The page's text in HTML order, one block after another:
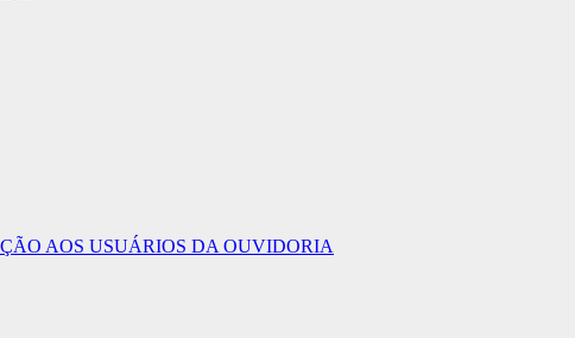
AOS USUÁRIOS DA OUVIDORIA